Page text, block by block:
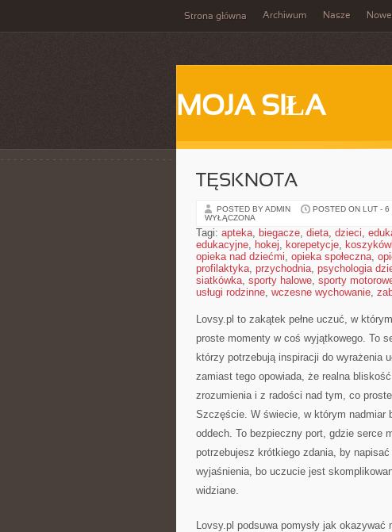
Strona główna Archiwum Nasze Nowe
MOJA SIŁA
TĘSKNOTA
POSTED BY ADMIN POSTED ON LUT - 6
WYŁĄCZONA
Tagi: apteka, biegacze, dieta, dzieci,
edukacyjne, hokej, korepetycje,
opieka nad dziećmi, opieka społeczna,
profilaktyka, przychodnia, psychologia
siatkówka, sporty halowe, sporty
usługi rodzinne, wczesne wychowanie,
Lovsy.pl to zakątek pełne uczuć, w
proste momenty w coś wyjątkowego. To
którzy potrzebują inspiracji do wyrażenia
zamiast tego opowiada, że realna
zrozumienia i z radości nad tym, co
Szczęście. W świecie, w którym nadmiar
oddech. To bezpieczny port, gdzie serce
potrzebujesz krótkiego zdania, by
wyjaśnienia, bo uczucie jest
widziane.
Lovsy.pl podsuwa pomysły jak okazywać